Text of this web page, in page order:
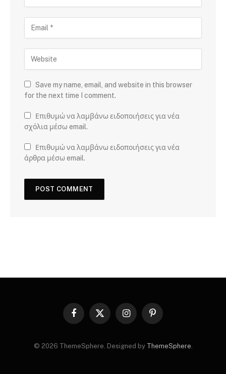
Save my name, email, and website in this browser
for the next time I comment.
Επιθυμώ να λαμβάνω ειδοποιήσεις για νέα
σχόλια μέσω email.
Επιθυμώ να λαμβάνω ειδοποιήσεις για νέα
άρθρα μέσω email.
Facebook
X
InstagramPinterest
© 2026 ThemeSphere. Designed by ThemeSphere.